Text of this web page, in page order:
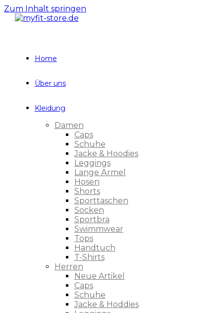
Zum Inhalt springen
Home
Über uns
Kleidung
Damen
Caps
Schuhe
Jacke & Hoodies
Leggings
Lange Ärmel
Hosen
Shorts
Sporttaschen
Socken
Sportbra
Swimmwear
Tops
Handtuch
T-Shirts
Herren
Neue Artikel
Caps
Schuhe
Jacke & Hoddies